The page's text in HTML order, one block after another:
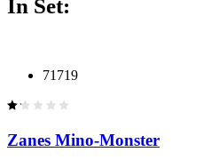
In Set:
71719
Zanes Mino-Monster